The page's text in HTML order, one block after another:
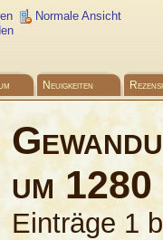
Normale Ansicht
Neuigkeiten
um 1280
Einträge 1